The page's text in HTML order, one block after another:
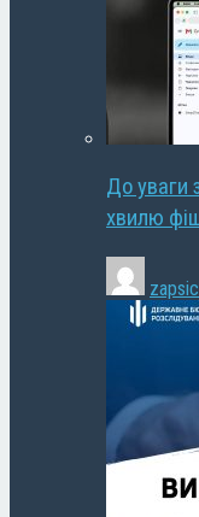
До уваги
хвилю